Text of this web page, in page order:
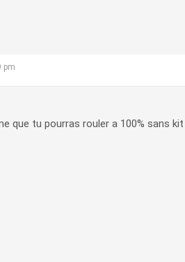
pm
que tu pourras rouler a 100% sans kit